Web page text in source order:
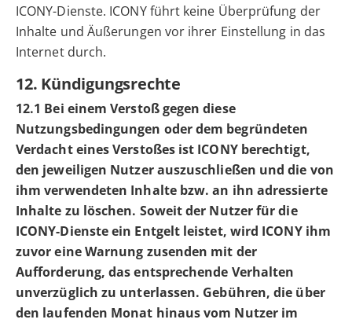
ICONY-Dienste. ICONY führt keine Überprüfung der
Inhalte und Äußerungen vor ihrer Einstellung in das
Internet durch.
12. Kündigungsrechte
12.1 Bei einem Verstoß gegen diese
Nutzungsbedingungen oder dem begründeten
Verdacht eines Verstoßes ist ICONY berechtigt,
den jeweiligen Nutzer auszuschließen und die von
ihm verwendeten Inhalte bzw. an ihn adressierte
Inhalte zu löschen. Soweit der Nutzer für die
ICONY-Dienste ein Entgelt leistet, wird ICONY ihm
zuvor eine Warnung zusenden mit der
Aufforderung, das entsprechende Verhalten
unverzüglich zu unterlassen. Gebühren, die über
den laufenden Monat hinaus vom Nutzer im